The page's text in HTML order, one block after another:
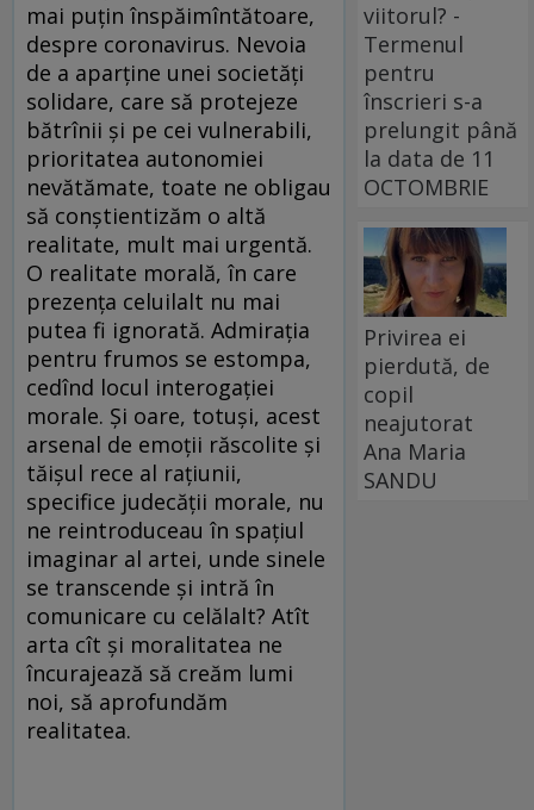
mai puțin înspăimîntătoare,
despre coronavirus. Nevoia
de a aparține unei societăți
solidare, care să protejeze
bătrînii și pe cei vulnerabili,
prioritatea autonomiei
nevătămate, toate ne obligau
să conștientizăm o altă
realitate, mult mai urgentă.
O realitate morală, în care
prezența celuilalt nu mai
putea fi ignorată. Admirația
pentru frumos se estompa,
cedînd locul interogației
morale. Și oare, totuși, acest
arsenal de emoții răscolite și
tăișul rece al rațiunii,
specifice judecății morale, nu
ne reintroduceau în spațiul
imaginar al artei, unde sinele
se transcende și intră în
comunicare cu celălalt? Atît
arta cît și moralitatea ne
încurajează să creăm lumi
noi, să aprofundăm
realitatea.
viitorul? -
Termenul
pentru
înscrieri s-a
prelungit până
la data de 11
OCTOMBRIE
Privirea ei
pierdută, de
copil
neajutorat
Ana Maria
SANDU